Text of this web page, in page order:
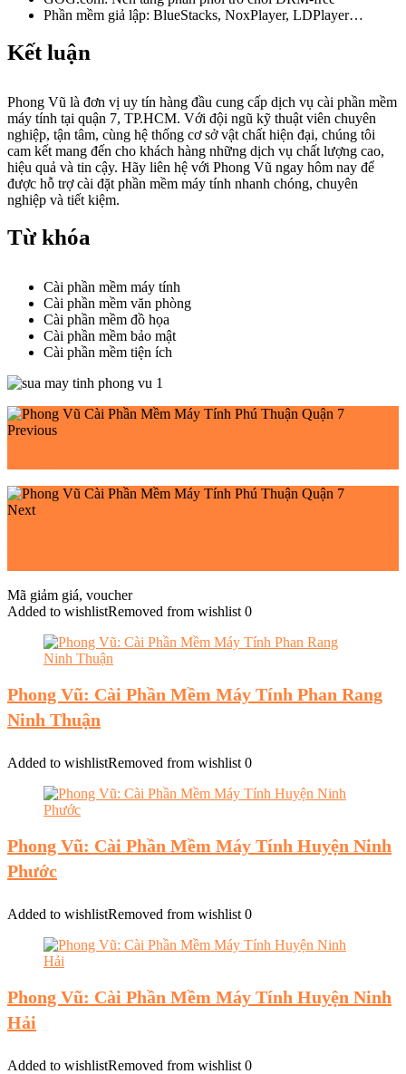
Phần mềm giả lập: BlueStacks, NoxPlayer, LDPlayer…
Kết luận
Phong Vũ là đơn vị uy tín hàng đầu cung cấp dịch vụ cài phần mềm
máy tính tại quận 7, TP.HCM. Với đội ngũ kỹ thuật viên chuyên
nghiệp, tận tâm, cùng hệ thống cơ sở vật chất hiện đại, chúng tôi
cam kết mang đến cho khách hàng những dịch vụ chất lượng cao,
hiệu quả và tin cậy. Hãy liên hệ với Phong Vũ ngay hôm nay để
được hỗ trợ cài đặt phần mềm máy tính nhanh chóng, chuyên
nghiệp và tiết kiệm.
Từ khóa
Cài phần mềm máy tính
Cài phần mềm văn phòng
Cài phần mềm đồ họa
Cài phần mềm bảo mật
Cài phần mềm tiện ích
Previous
Next
Mã giảm giá, voucher
Added to wishlistRemoved from wishlist 0
Phong Vũ: Cài Phần Mềm Máy Tính Phan Rang
Ninh Thuận
Added to wishlistRemoved from wishlist 0
Phong Vũ: Cài Phần Mềm Máy Tính Huyện Ninh
Phước
Added to wishlistRemoved from wishlist 0
Phong Vũ: Cài Phần Mềm Máy Tính Huyện Ninh
Hải
Added to wishlistRemoved from wishlist 0